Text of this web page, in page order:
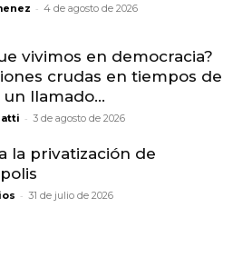
- 4 de agosto de 2026
vivimos en democracia?
crudas en tiempos de
un llamado...
- 3 de agosto de 2026
la privatización de
- 31 de julio de 2026